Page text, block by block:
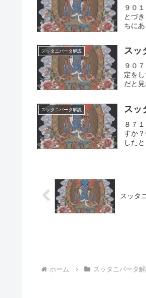
９０
とづ
ちに
スッタニパータ解説 スッ
９０
定を
だと
スッタニパータ解説 ス
８７
すか
した
スッタ
ホーム スッタニパータ解